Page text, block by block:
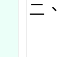
二、